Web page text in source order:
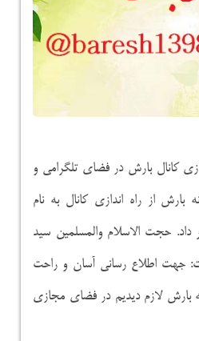
کانال بارش در فضای تلگرامی و
از راه اندازی کانال به نام
حجت الاسلام والمسلمین سید
جهت اطلاع رسانی آسان و راحت
بارش لازم دیدیم در فضای مجازی